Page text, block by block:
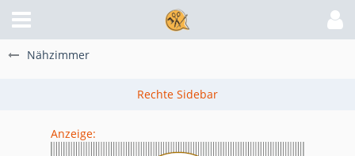
Nähzimmer
Anzeige: